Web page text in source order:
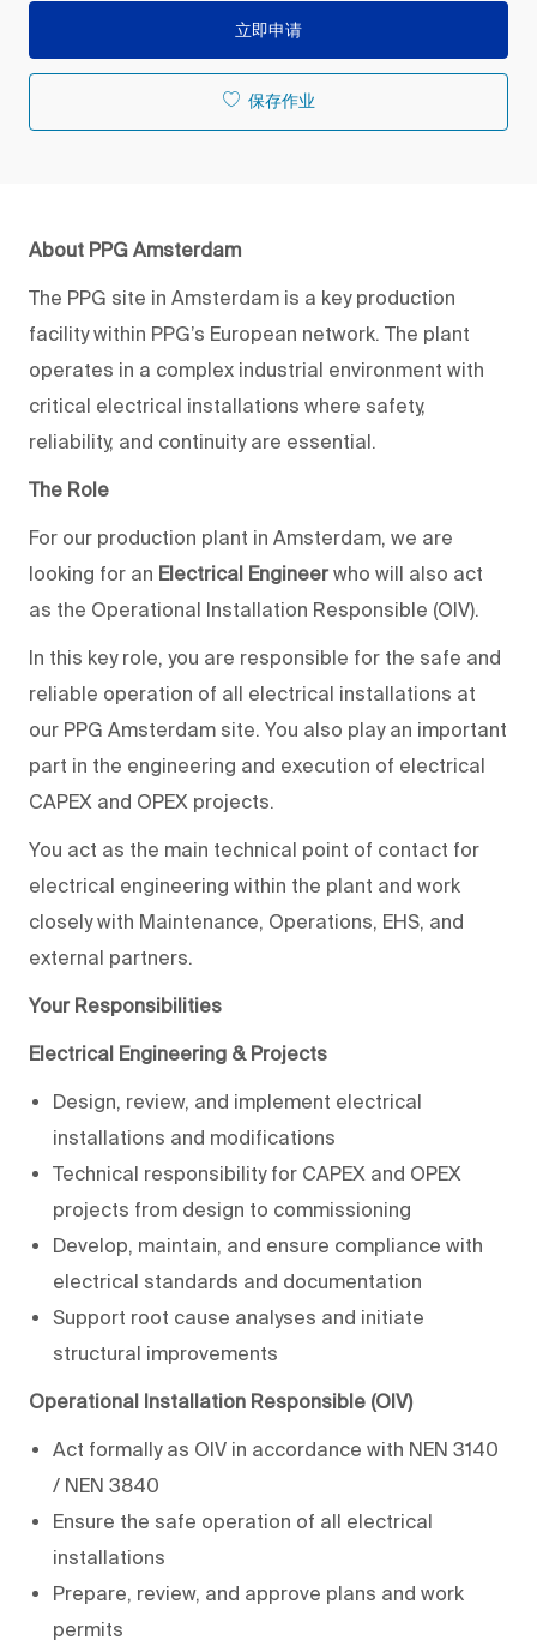
立即申请
保存作业
About PPG Amsterdam
The PPG site in Amsterdam is a key production
facility within PPG’s European network. The plant
operates in a complex industrial environment with
critical electrical installations where safety,
reliability, and continuity are essential.
The Role
For our production plant in Amsterdam, we are
looking for an Electrical Engineerwho will also act
as the Operational Installation Responsible (OIV).
In this key role, you are responsible for the safe and
reliable operation of all electrical installations at
our PPG Amsterdam site. You also play an important
part in the engineering and execution of electrical
CAPEX and OPEX projects.
You act as the main technical point of contact for
electrical engineering within the plant and work
closely with Maintenance, Operations, EHS, and
external partners.
Your Responsibilities
Electrical Engineering & Projects
Design, review, and implement electrical
installations and modifications
Technical responsibility for CAPEX and OPEX
projects from design to commissioning
Develop, maintain, and ensure compliance with
electrical standards and documentation
Support root cause analyses and initiate
structural improvements
Operational Installation Responsible (OIV)
Act formally as OIV in accordance with NEN 3140
/ NEN 3840
Ensure the safe operation of all electrical
installations
Prepare, review, and approve plans and work
permits